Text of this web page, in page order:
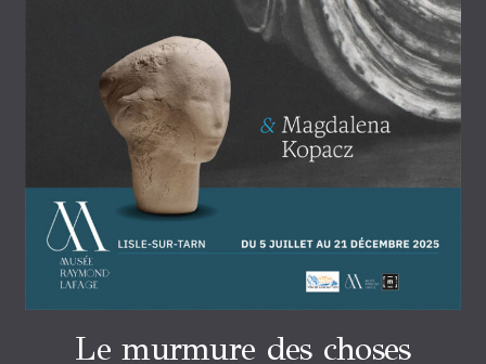
Le murmure des choses